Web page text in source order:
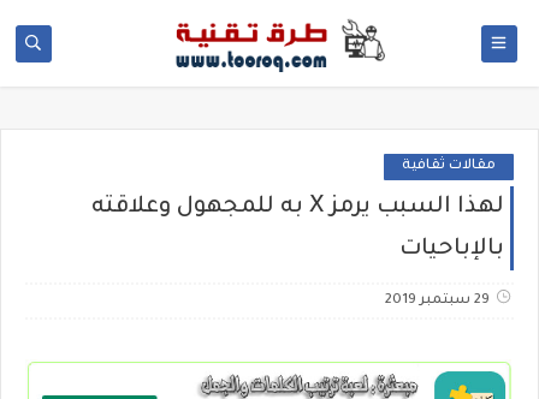
مقالات ثقافية
لهذا السبب يرمز X به للمجهول وعلاقته
بالإباحيات
29 سبتمبر 2019